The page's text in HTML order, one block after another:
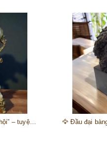
🎺 Đồng hồ “thiên thần nhạc hội” – tuyệt mỹ phẩm trang trí phong cách hoàng gia 🎼